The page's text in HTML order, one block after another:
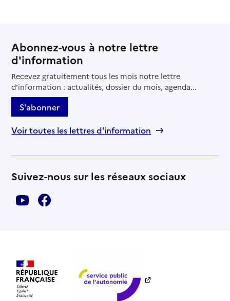
Abonnez-vous à notre lettre
d'information
Recevez gratuitement tous les mois notre lettre
d'information : actualités, dossier du mois, agenda...
S'abonner
Voir toutes les lettres d'information
Suivez-nous sur les réseaux sociaux